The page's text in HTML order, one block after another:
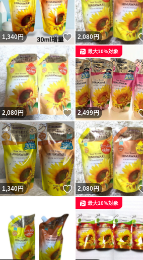
1,340円 いいね！
2,080円
2,080円 いいね！
2,499円
最大10%対象
1,340円 いいね！
2,080円
最大10%対象